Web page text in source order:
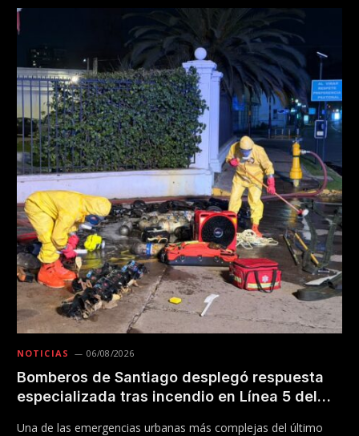
NOTICIAS 06/08/2026
Bomberos de Santiago desplegó respuesta
especializada tras incendio en Línea 5 del
Una de las emergencias urbanas más complejas del último